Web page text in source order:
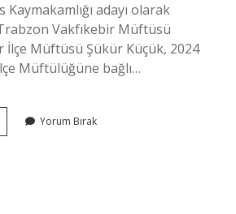
Kaymakamlığı adayı olarak
Vakfıkebir Müftüsü
İlçe Müftüsü Şükür Küçük, 2024
İlçe Müftülüğüne bağlı…
Yorum Bırak